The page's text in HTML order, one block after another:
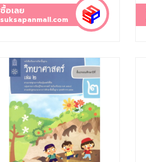
ซื้อเลย
suksapanmall.com